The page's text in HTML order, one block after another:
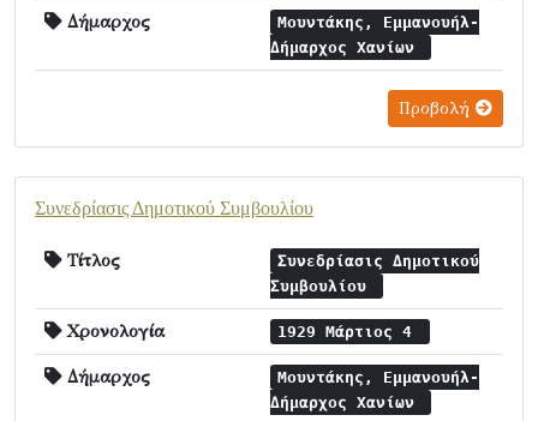
Δήμαρχος
Μουντάκης, Εμμανουήλ-
Δήμαρχος Χανίων
Προβολή
Συνεδρίασις Δημοτικού Συμβουλίου
Τίτλος
Συνεδρίασις Δημοτικού
Συμβουλίου
Χρονολογία 1929 Μάρτιος 4
Δήμαρχος
Μουντάκης, Εμμανουήλ-
Δήμαρχος Χανίων